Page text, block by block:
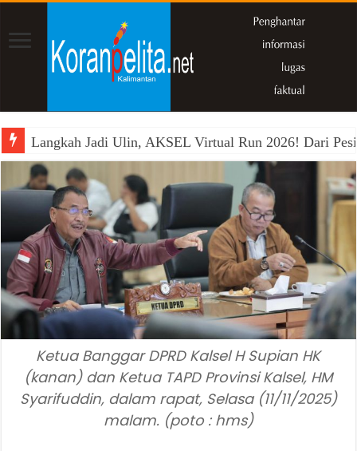
Langkah Jadi Ulin, AKSEL Virtual Run 2026! Dari
Ketua Banggar DPRD Kalsel H Supian HK
(kanan) dan Ketua TAPD Provinsi Kalsel, HM
Syarifuddin, dalam rapat, Selasa (11/11/2025)
malam. (poto : hms)